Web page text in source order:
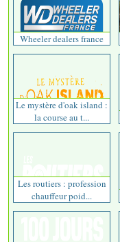
Wheeler dealers france
Le mystère d'oak island :
la course au t...
Les routiers : profession
chauffeur poid...